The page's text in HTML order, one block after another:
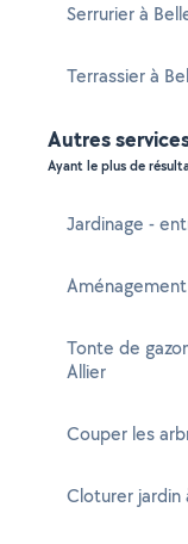
Serrurier à
Terrassier à
Autres
Ayant le plus de
Jardinage -
Tonte de
Allier
Couper les
Cloturer jardin